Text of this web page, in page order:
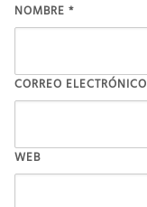
NOMBRE *
CORREO ELECTRÓNICO
WEB